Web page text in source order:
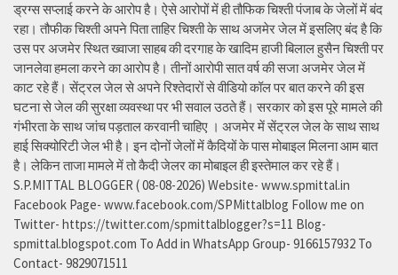
ड्रग्स सप्लाई करने के आरोप है। ऐसे आरोपों में ही तौफिक चिश्ती पंजाब के जेलों में बंद
रहा। तौफीक चिश्ती अपने पिता ताहिर चिश्ती के साथ अजमेर जेल में इसलिए बंद है कि
उस पर अजमेर स्थित ख्वाजा साहब की दरगाह के खादिम हाजी बिलाल हुसैन चिश्ती पर
जानलेवा हमला करने का आरोप है। तीनों आरोपी सात वर्ष की सजा अजमेर जेल में
काट रहे हैं। सेंट्रल जेल से अपने रिश्तेदारों से वीडियो कॉल पर बात करने की इस
घटना से जेल की सुरक्षा व्यवस्था पर भी सवाल उठते हैं। सरकार को इस पूरे मामले की
गंभीरता के साथ जांच पड़ताल करवानी चाहिए । अजमेर में सेंट्रल जेल के साथ साथ
हाई सिक्योरिटी जेल भी है। इन दोनों जेलों में कैदियों के पास मोबाइल मिलना आम बात
है। लेकिन ताजा मामले में तो कैदी जेलर का मोबाइल ही इस्तेमाल कर रहे हैं।
S.P.MITTAL BLOGGER ( 08-08-2026) Website- www.spmittal.in
Facebook Page- www.facebook.com/SPMittalblog Follow me on
Twitter- https://twitter.com/spmittalblogger?s=11 Blog-
spmittal.blogspot.com To Add in WhatsApp Group- 9166157932 To
Contact- 9829071511